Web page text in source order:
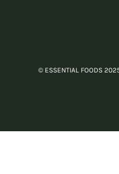
© ESSENTIAL FOODS